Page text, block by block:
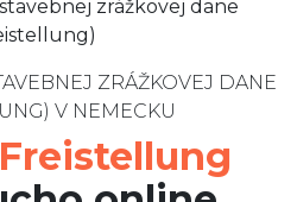
mi Prihlásiť sa
ZRÁŽKOVEJ DANE
V NEMECKU